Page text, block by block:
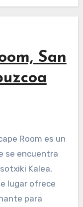
San
Room es un
se encuentra
Kalea,
lugar ofrece
para